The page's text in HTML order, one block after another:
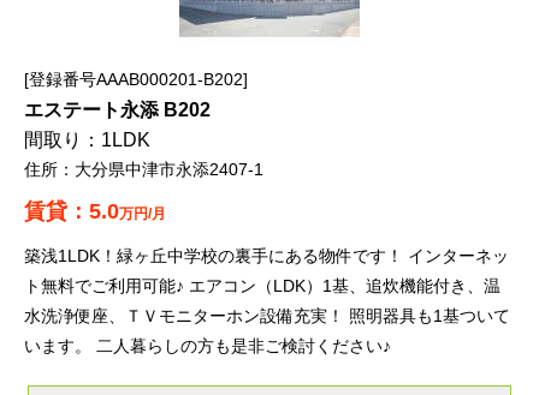
登録番号AAAB000201-B202
エステート永添 B202
1LDK
大分県中津市永添2407-1
5.0万円/月
築浅1LDK！緑ヶ丘中学校の裏手にある物件です！ インターネッ
ト無料でご利用可能♪ エアコン（LDK）1基、追炊機能付き、温
水洗浄便座、ＴＶモニターホン設備充実！ 照明器具も1基ついて
います。 二人暮らしの方も是非ご検討ください♪